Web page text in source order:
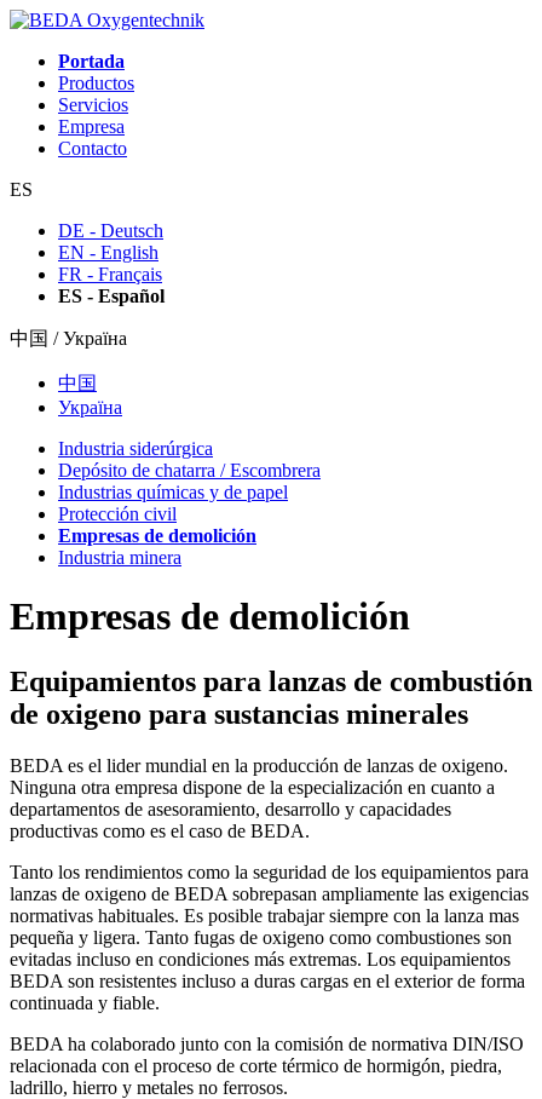
Portada
Productos
Servicios
Empresa
Contacto
ES
DE - Deutsch
EN - English
FR - Français
ES - Español
中国 / Україна
中国
Україна
Industria siderúrgica
Depósito de chatarra / Escombrera
Industrias químicas y de papel
Protección civil
Empresas de demolición
Industria minera
Empresas de demolición
Equipamientos para lanzas de combustión
de oxigeno para sustancias minerales
BEDA es el lider mundial en la producción de lanzas de oxigeno.
Ninguna otra empresa dispone de la especialización en cuanto a
departamentos de asesoramiento, desarrollo y capacidades
productivas como es el caso de BEDA.
Tanto los rendimientos como la seguridad de los equipamientos para
lanzas de oxigeno de BEDA sobrepasan ampliamente las exigencias
normativas habituales. Es posible trabajar siempre con la lanza mas
pequeña y ligera. Tanto fugas de oxigeno como combustiones son
evitadas incluso en condiciones más extremas. Los equipamientos
BEDA son resistentes incluso a duras cargas en el exterior de forma
continuada y fiable.
BEDA ha colaborado junto con la comisión de normativa DIN/ISO
relacionada con el proceso de corte térmico de hormigón, piedra,
ladrillo, hierro y metales no ferrosos.